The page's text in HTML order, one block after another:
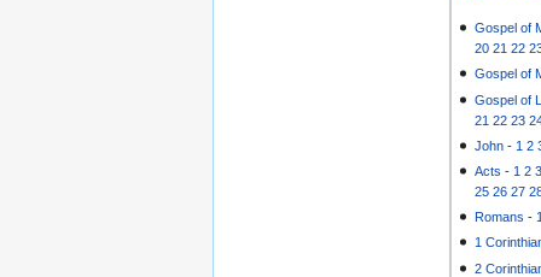
Gospel of
20 21 22
Gospel of
Gospel of
21 22 23
John - 1 2
Acts - 1 2
25 26 27
Romans -
1
2